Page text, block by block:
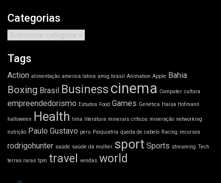
Categorias
Categorias
Tags
Action alimentação america latina amig brasil Animation Apple Bahia
Boxing Brasil Business cinema Computer cultura
empreendedorismo Estudos Food Games Genética Haisa Hofmann
halloween Health lima literatura minerais críticos mineração networking
nutrição Paulo Gustavo peru Psiquiatria queda de cabelo Racing recursos
rodrigohunter saúde saúde da mulher sport Sports streaming Tech
terras raras tpm travel vendas world